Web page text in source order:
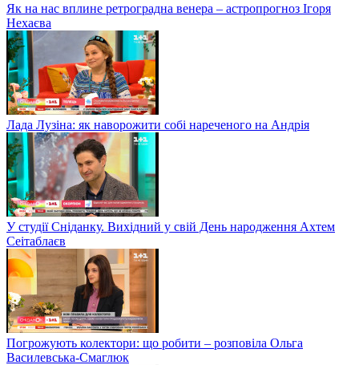
Як на нас вплине ретроградна венера – астропрогноз Ігоря
Нехаєва
Лада Лузіна: як наворожити собі нареченого на Андрія
У студії Сніданку. Вихідний у свій День народження Ахтем
Сеітаблаєв
Погрожують колектори: що робити – розповіла Ольга
Василевська-Смаглюк